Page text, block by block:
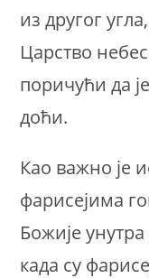
из другог
Царство
поричући да
доћи.
Као важно је
фарисејима
Божије
када су